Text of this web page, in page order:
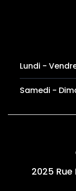
Lundi -
Samedi -
2025